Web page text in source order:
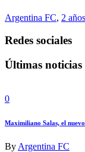
Argentina FC, 2
Redes sociales
Últimas noticias
0
Maximiliano Salas, el
By Argentina FC